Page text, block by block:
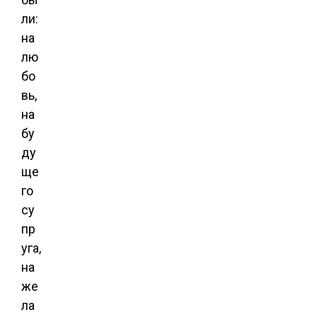
ли:
на
лю
бо
вь,
на
бу
ду
ще
го
су
пр
уга,
на
же
ла